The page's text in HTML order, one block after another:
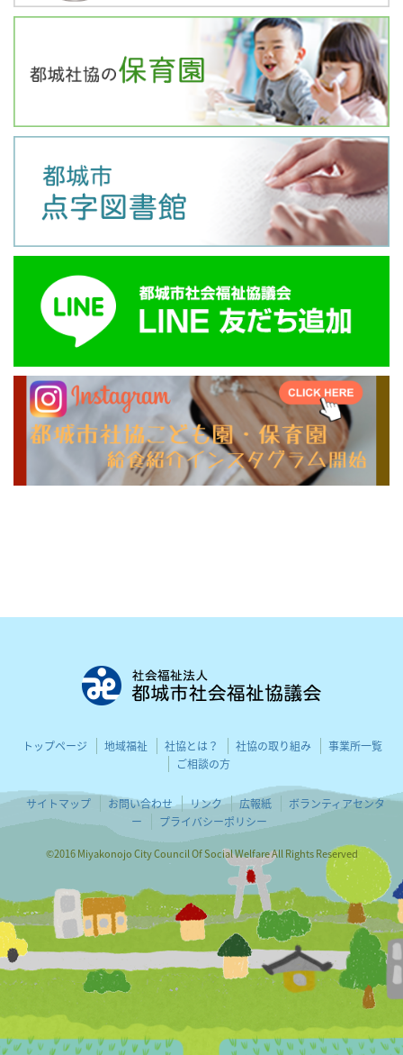
トップページ 地域福祉 社協とは？ 社協の取り組み
事業所一覧
ご相談の方
サイトマップ お問い合わせ リンク 広報紙
ボランティアセンタ
ー
プライバシーポリシー
©2016 Miyakonojo City Council Of Social Welfare All Rights Reserved